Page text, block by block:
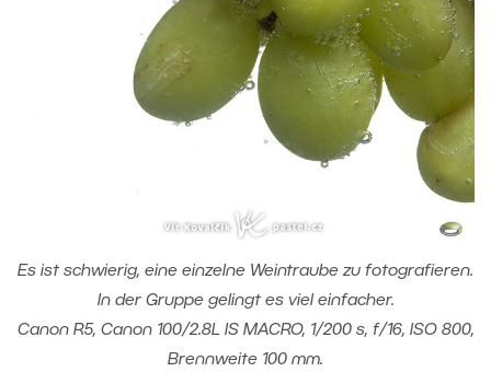
Es ist schwierig, eine einzelne Weintraube zu fotografieren.
In der Gruppe gelingt es viel einfacher.
Canon R5, Canon 100/2.8L IS MACRO, 1/200 s, f/16, ISO 800,
Brennweite 100 mm.